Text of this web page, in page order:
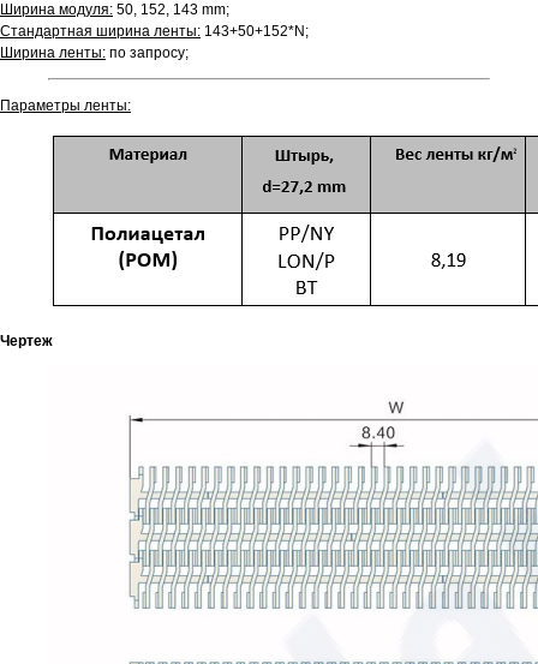
Ширина модуля: 50, 152, 143 mm;
Стандартная ширина ленты: 143+50+152*N;
Ширина ленты: по запросу;
Параметры ленты:
Чертеж